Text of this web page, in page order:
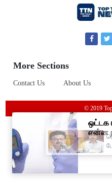
More Sections
Contact Us About Us
© 2019